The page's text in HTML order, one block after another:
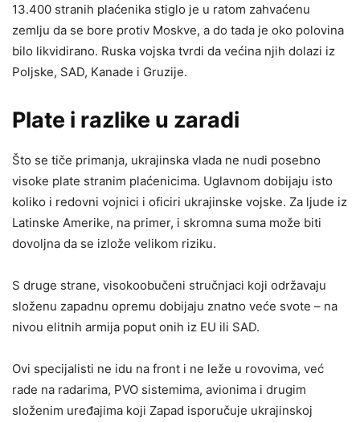
13.400 stranih plaćenika stiglo je u ratom zahvaćenu
zemlju da se bore protiv Moskve, a do tada je oko polovina
bilo likvidirano. Ruska vojska tvrdi da većina njih dolazi iz
Poljske, SAD, Kanade i Gruzije.
Plate i razlike u zaradi
Što se tiče primanja, ukrajinska vlada ne nudi posebno
visoke plate stranim plaćenicima. Uglavnom dobijaju isto
koliko i redovni vojnici i oficiri ukrajinske vojske. Za ljude iz
Latinske Amerike, na primer, i skromna suma može biti
dovoljna da se izlože velikom riziku.
S druge strane, visokoobučeni stručnjaci koji održavaju
složenu zapadnu opremu dobijaju znatno veće svote – na
nivou elitnih armija poput onih iz EU ili SAD.
Ovi specijalisti ne idu na front i ne leže u rovovima, već
rade na radarima, PVO sistemima, avionima i drugim
složenim uređajima koji Zapad isporučuje ukrajinskoj